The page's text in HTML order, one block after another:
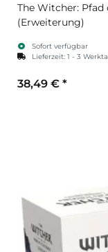
The Witcher: Pfad
(Erweiterung)
Sofort verfügbar
Lieferzeit: 1 - 3
38,49 € *